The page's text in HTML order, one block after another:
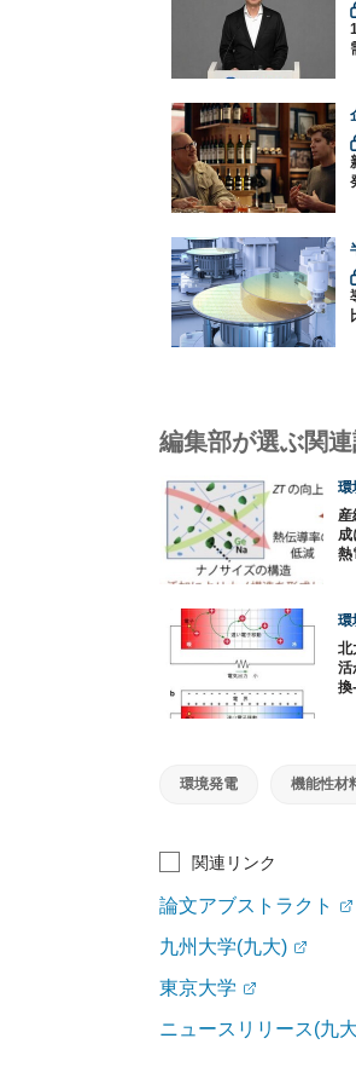
編集部が選ぶ関
環
熱
環
北
活
換
環境発電 機能性材
関連リンク
論文アブストラクト
九州大学(九大)
東京大学
ニュースリリース(九